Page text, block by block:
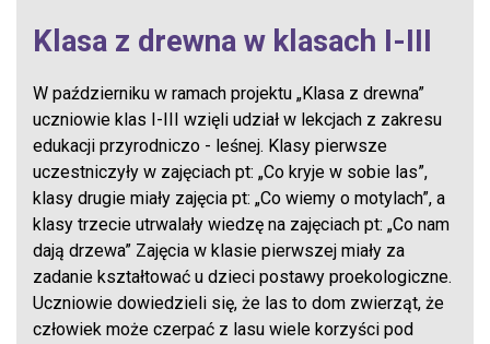
Klasa z drewna w klasach I-III
W październiku w ramach projektu „Klasa z drewna”
uczniowie klas I-III wzięli udział w lekcjach z zakresu
edukacji przyrodniczo - leśnej. Klasy pierwsze
uczestniczyły w zajęciach pt: „Co kryje w sobie las”,
klasy drugie miały zajęcia pt: „Co wiemy o motylach”, a
klasy trzecie utrwalały wiedzę na zajęciach pt: „Co nam
dają drzewa” Zajęcia w klasie pierwszej miały za
zadanie kształtować u dzieci postawy proekologiczne.
Uczniowie dowiedzieli się, że las to dom zwierząt, że
człowiek może czerpać z lasu wiele korzyści pod